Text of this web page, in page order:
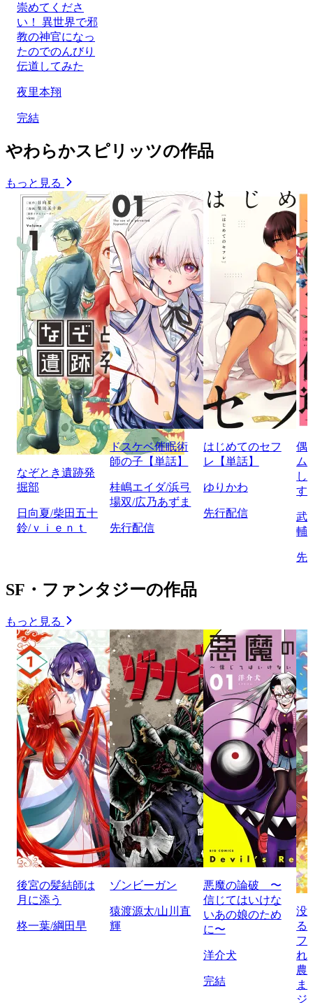
崇めてくださ
い！ 異世界で邪
教の神官になっ
たのでのんびり
伝道してみた
夜里本翔
完結
やわらかスピリッツの作品
もっと見る
なぞとき遺跡発
掘部
日向夏/柴田五十
鈴/ｖｉｅｎｔ
ドスケベ催眠術
師の子【単話】
桂嶋エイダ/浜弓
場双/広乃あずま
先行配信
はじめてのセフ
レ【単話】
ゆりかわ
先行配信
偶
ム
し
す
武
輔
先
SF・ファンタジーの作品
もっと見る
後宮の髪結師は
月に添う
柊一葉/綱田早
ゾンビーガン
猿渡源太/山川直
輝
悪魔の論破 〜
信じてはいけな
いあの娘のため
に〜
洋介犬
完結
没
る
フ
れ
農
ま
ジ